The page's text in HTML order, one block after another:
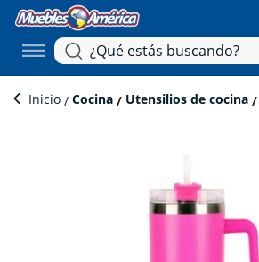
Inicio Cocina Utensilios de cocina